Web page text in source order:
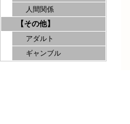
人間関係
【その他】
アダルト
ギャンブル